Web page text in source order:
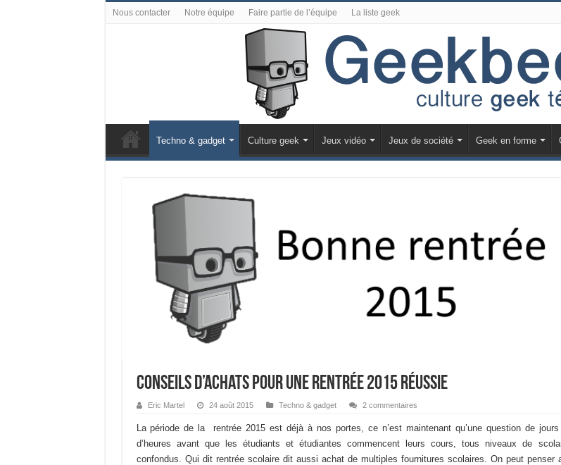
Nous contacter Notre équipe Faire partie de l’équipe La liste geek
Techno & gadget Culture geek Jeux vidéo Jeux de société Geek en forme
Conseils d’achats pour une rentrée 2015 réussie
Eric Martel 24 août 2015 Techno & gadget 2 commentaires
La période de la rentrée 2015 est déjà à nos portes, ce n’est maintenant qu’une question de
d’heures avant que les étudiants et étudiantes commencent leurs cours, tous niveaux de
confondus. Qui dit rentrée scolaire dit aussi achat de multiples fournitures scolaires. On peut penser